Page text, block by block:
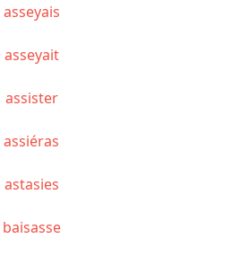
asseyais
asseyait
assister
assiéras
astasies
baisasse